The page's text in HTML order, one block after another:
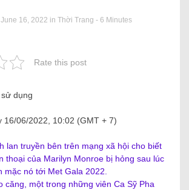
16, 2022 in Thời Trang - 6 Minutes
Rate this post
dụng
16/06/2022, 10:02 (GMT + 7)
lan truyền bên trên mạng xã hội cho biết
thoại của Marilyn Monroe bị hỏng sau lúc
mặc nó tới Met Gala 2022.
căng, một trong những viên Ca Sỹ Pha